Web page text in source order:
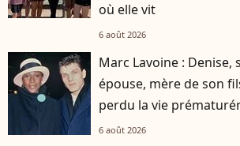
où elle vit
6 août 2026
Marc Lavoine : Denise,
épouse, mère de son
perdu la vie
6 août 2026